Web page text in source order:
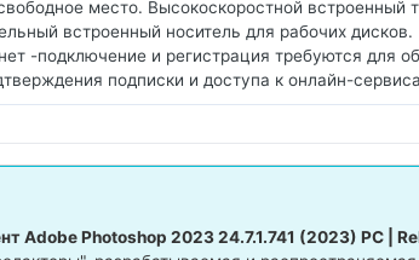
место. Высокоскоростной встроенный
встроенный носитель для рабочих дисков.
-подключение и регистрация требуются для
подписки и доступа к онлайн-
Adobe Photoshop 2023 24.7.1.741 (2023) PC |